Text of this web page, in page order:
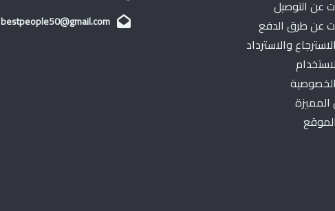
عن التوصيل
عن طرق الدفع
والاسترداد
bestpeople50@gmail.com